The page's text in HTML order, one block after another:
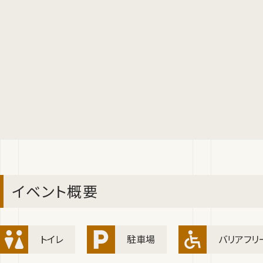
イベント概要
トイレ 駐車場 バリアフリ